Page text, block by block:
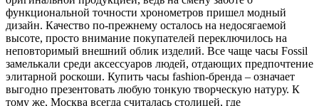
функциональной точности хронометров пришел модный
дизайн. Качество по-прежнему осталось на недосягаемой
высоте, просто внимание покупателей переключилось на
неповторимый внешний облик изделий. Все чаще часы Fossil
замелькали среди аксессуаров людей, отдающих предпочтение
элитарной роскоши. Купить часы fashion-бренда – означает
выгодно презентовать любую тонкую творческую натуру. К
тому же, Москва всегда считалась столицей, где